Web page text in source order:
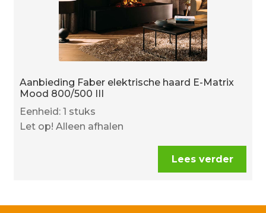
Aanbieding Faber elektrische haard E-Matrix
Mood 800/500 III
Eenheid: 1 stuks
Let op! Alleen afhalen
Lees verder